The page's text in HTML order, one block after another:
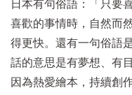
日本有句俗語：「只要
喜歡的事情時，自然而
得更快。還有一句俗語
話的意思是有夢想、有
因為熱愛繪本，持續創